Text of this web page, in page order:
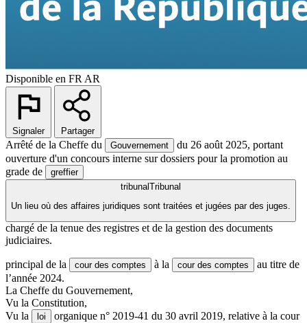
Disponible en FR AR
Signaler Partager
Arrêté de la Cheffe du Gouvernement
du 26 août 2025, portant
ouverture d'un concours interne sur dossiers pour la promotion au
grade de
greffier
tribunal Tribunal
Un lieu où des affaires juridiques sont traitées et jugées par des juges.
chargé de la tenue des registres et de la gestion des documents
judiciaires.
principal de la cour des comptes à la cour des comptes
au titre de
l’année 2024.
La Cheffe du Gouvernement,
Vu la Constitution,
Vu la
loi
organique n° 2019-41 du 30 avril 2019, relative à la cour